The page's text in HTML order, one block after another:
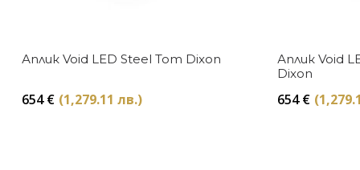
Аплик Void LED Steel Tom Dixon
654€ (1,279.11 лв.)
Аплик Void
Dixon
654€